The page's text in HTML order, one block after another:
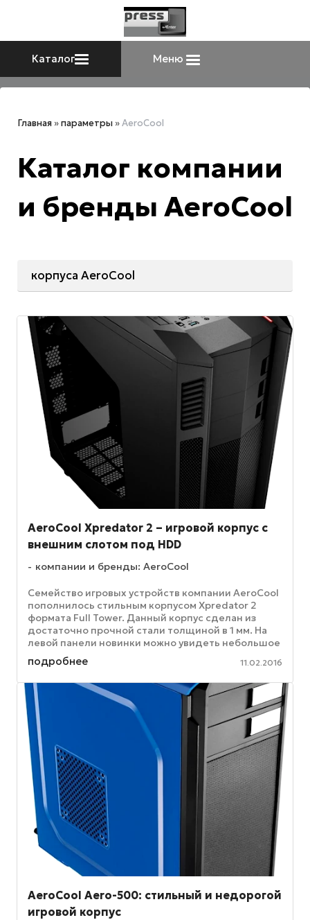
Каталог Меню
Главная »параметры »AeroCool
Каталог компании
и бренды AeroCool
корпуса AeroCool
AeroCool Xpredator 2 – игровой корпус с
внешним слотом под HDD
компании и бренды: AeroCool
Семейство игровых устройств компании AeroCool
пополнилось стильным корпусом Xpredator 2
формата Full Tower. Данный корпус сделан из
достаточно прочной стали толщиной в 1 мм. На
левой панели новинки можно увидеть небольшое
окошко, через которое при ...
подробнее 11.02.2016
AeroCool Aero-500: стильный и недорогой
игровой корпус